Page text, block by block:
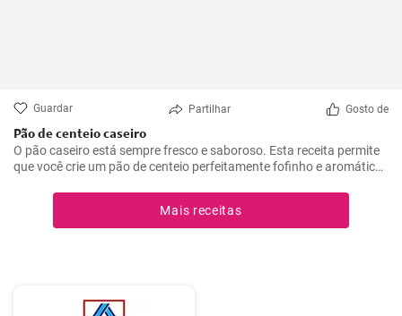
Guardar Partilhar Gosto de
Pão de centeio caseiro
O pão caseiro está sempre fresco e saboroso. Esta receita permite
que você crie um pão de centeio perfeitamente fofinho e aromático
Mais receitas